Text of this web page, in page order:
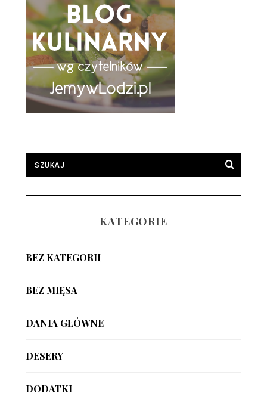
KATEGORIE
BEZ KATEGORII
BEZ MIĘSA
DANIA GŁÓWNE
DESERY
DODATKI